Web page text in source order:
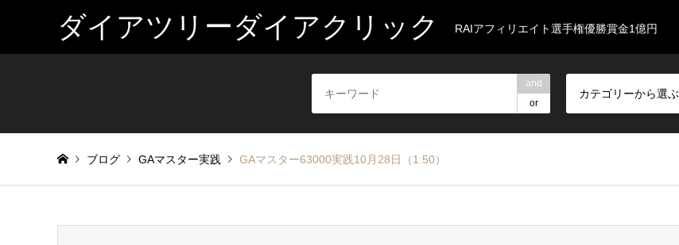
ダイアツリーダイアクリック RAIアフィリエイト選手権優勝賞金1億円
and
or
カテゴリーから選ぶ
ブログ GAマスター実践 GAマスター63000実践10月28日（1:50）